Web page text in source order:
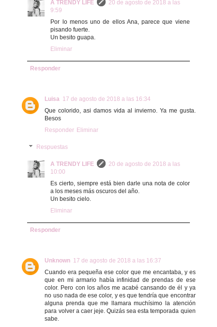
A TRENDY LIFE
20 de agosto de 2018 a las
9:59
Por lo menos uno de ellos Ana, parece que viene
pisando fuerte.
Un besito guapa.
Eliminar
Responder
Luisa 17 de agosto de 2018 a las 16:34
Que colorido, asi damos vida al invierno. Ya me gusta.
Besos
Responder Eliminar
Respuestas
A TRENDY LIFE
20 de agosto de 2018 a las
10:00
Es cierto, siempre está bien darle una nota de color
a los meses más oscuros del año.
Un besito cielo.
Eliminar
Responder
Unknown 17 de agosto de 2018 a las 16:37
Cuando era pequeña ese color que me encantaba, y es
que en mi armario había infinidad de prendas de ese
color. Pero con los años me acabé cansando de él y ya
no uso nada de ese color, y es que tendría que encontrar
alguna prenda que me llamara muchísimo la atención
para volver a caer jeje. Quizás sea esta temporada quien
sabe.